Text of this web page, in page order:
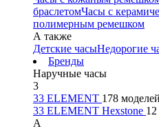
браслетомЧасы с
полимерным ремешком
А также
Детские часыНедорогие
Бренды
Наручные часы
3
33 ELEMENT 178 моделей
33 ELEMENT Hexstone
A